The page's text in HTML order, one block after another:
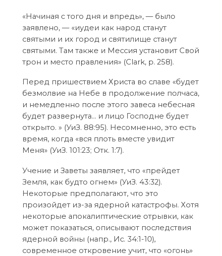
«Начиная с того дня и впредь», — было
заявлено, — «иудеи как народ станут
святыми и их город и святилище станут
святыми. Там также и Мессия установит Свой
трон и место правления» (Clark, p. 258).
Перед пришествием Христа во славе «будет
безмолвие на Небе в продолжение полчаса,
и немедленно после этого завеса небесная
будет развернута… и лицо Господне будет
открыто. » (УиЗ. 88:95). Несомненно, это есть
время, когда «вся плоть вместе увидит
Меня» (УиЗ. 101:23; Отк. 1:7).
Учение и Заветы заявляет, что «прейдет
Земля, как будто огнем» (УиЗ. 43:32).
Некоторые предполагают, что это
произойдет из-за ядерной катастрофы. Хотя
некоторые апокалиптические отрывки, как
может показаться, описывают последствия
ядерной войны (напр., Ис. 34:1-10),
современное откровение учит, что «огонь»